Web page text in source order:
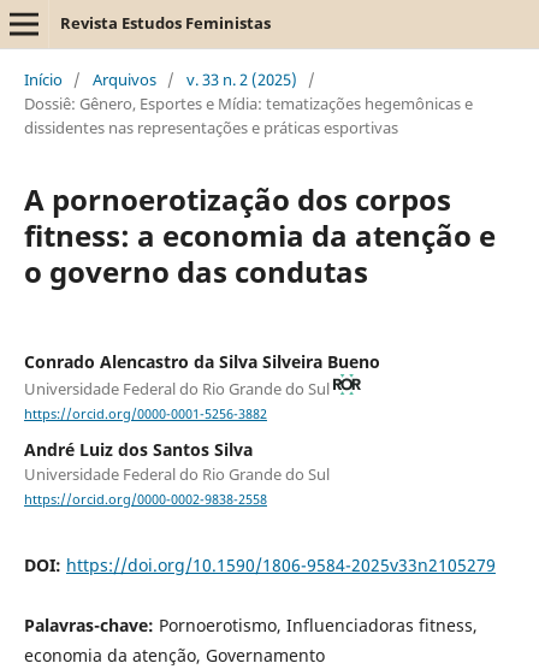
Revista Estudos Feministas
Início / Arquivos / v. 33 n. 2 (2025)
/
Dossiê: Gênero, Esportes e Mídia: tematizações hegemônicas e
dissidentes nas representações e práticas esportivas
A pornoerotização dos corpos
fitness: a economia da atenção e
o governo das condutas
Conrado Alencastro da Silva Silveira Bueno
Universidade Federal do Rio Grande do Sul
https://orcid.org/0000-0001-5256-3882
André Luiz dos Santos Silva
Universidade Federal do Rio Grande do Sul
https://orcid.org/0000-0002-9838-2558
DOI: https://doi.org/10.1590/1806-9584-2025v33n2105279
Palavras-chave: Pornoerotismo, Influenciadoras fitness,
economia da atenção, Governamento